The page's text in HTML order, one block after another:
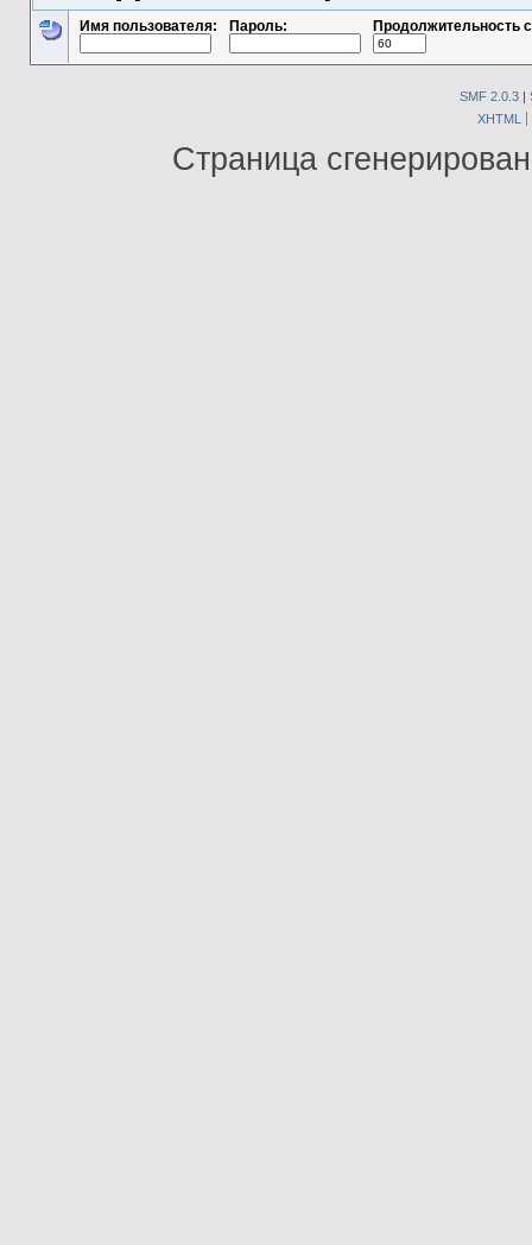
Имя пользователя: Пароль: Продолжительность
SMF 2.0.3|
XHTML
Страница